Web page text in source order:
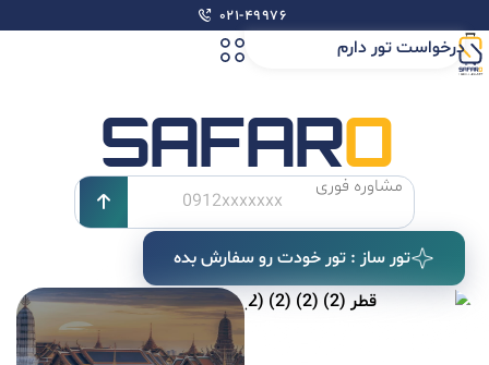
۰۲۱-۴۹۹۷۶
درخواست تور دارم
SAFARO
مشاوره فوری
l
t
تور ساز : تور خودت رو سفارش بده